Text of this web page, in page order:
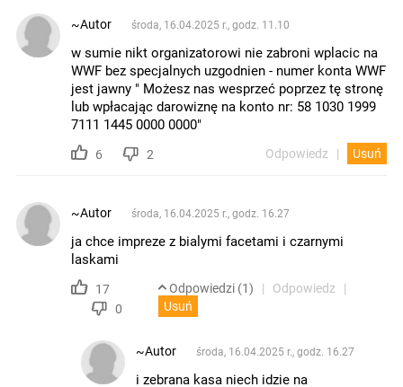
~Autor środa, 16.04.2025 r., godz. 11.10
w sumie nikt organizatorowi nie zabroni wplacic na
WWF bez specjalnych uzgodnien - numer konta WWF
jest jawny " Możesz nas wesprzeć poprzez tę stronę
lub wpłacając darowiznę na konto nr: 58 1030 1999
7111 1445 0000 0000"
6 2 Odpowiedz Usuń
~Autor środa, 16.04.2025 r., godz. 16.27
ja chce impreze z bialymi facetami i czarnymi
laskami
17
0
Odpowiedzi (1)
Odpowiedz
Usuń
~Autor środa, 16.04.2025 r., godz. 16.27
i zebrana kasa niech idzie na